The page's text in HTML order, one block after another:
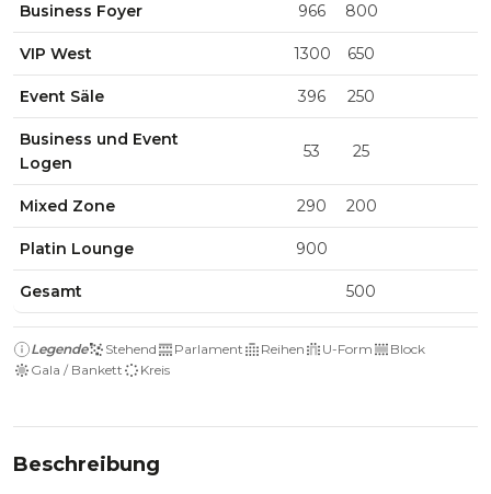
Business Foyer 966 800
VIP West 1300 650
Event Säle 396 250
Business und Event
Logen
53 25
Mixed Zone 290 200
Platin Lounge 900
Gesamt 500
Legende Stehend Parlament Reihen U-Form
Block
Gala / Bankett
Kreis
Beschreibung